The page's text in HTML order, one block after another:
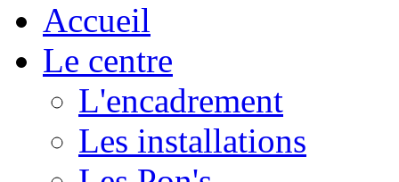
Accueil
Le centre
L'encadrement
Les installations